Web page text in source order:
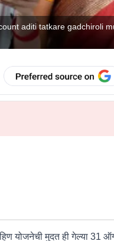
aditi tatkare gadchiroli
योजनेची मुदत ही गेल्या 31